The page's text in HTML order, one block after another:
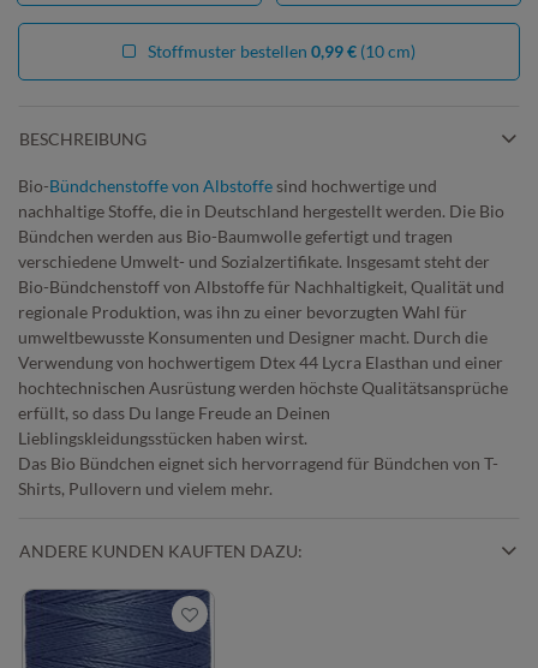
Stoffmuster bestellen 0,99 € (10 cm)
BESCHREIBUNG
Bio-Bündchenstoffe von Albstoffe sind hochwertige und
nachhaltige Stoffe, die in Deutschland hergestellt werden. Die Bio
Bündchen werden aus Bio-Baumwolle gefertigt und tragen
verschiedene Umwelt- und Sozialzertifikate. Insgesamt steht der
Bio-Bündchenstoff von Albstoffe für Nachhaltigkeit, Qualität und
regionale Produktion, was ihn zu einer bevorzugten Wahl für
umweltbewusste Konsumenten und Designer macht. Durch die
Verwendung von hochwertigem Dtex 44 Lycra Elasthan und einer
hochtechnischen Ausrüstung werden höchste Qualitätsansprüche
erfüllt, so dass Du lange Freude an Deinen
Lieblingskleidungsstücken haben wirst.
Das Bio Bündchen eignet sich hervorragend für Bündchen von T-
Shirts, Pullovern und vielem mehr.
ANDERE KUNDEN KAUFTEN DAZU: